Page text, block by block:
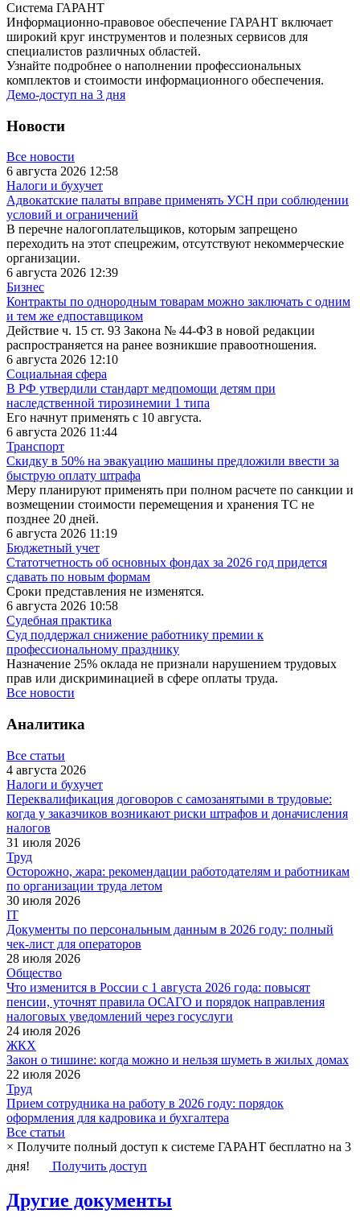
Система ГАРАНТ
Информационно-правовое обеспечение ГАРАНТ включает
широкий круг инструментов и полезных сервисов для
специалистов различных областей.
Узнайте подробнее о наполнении профессиональных
комплектов и стоимости информационного обеспечения.
Демо-доступ на 3 дня
Новости
Все новости
6 августа 2026 12:58
Налоги и бухучет
Адвокатские палаты вправе применять УСН при соблюдении
условий и ограничений
В перечне налогоплательщиков, которым запрещено
переходить на этот спецрежим, отсутствуют некоммерческие
организации.
6 августа 2026 12:39
Бизнес
Контракты по однородным товарам можно заключать с одним
и тем же едпоставщиком
Действие ч. 15 ст. 93 Закона № 44-ФЗ в новой редакции
распространяется на ранее возникшие правоотношения.
6 августа 2026 12:10
Социальная сфера
В РФ утвердили стандарт медпомощи детям при
наследственной тирозинемии 1 типа
Его начнут применять с 10 августа.
6 августа 2026 11:44
Транспорт
Скидку в 50% на эвакуацию машины предложили ввести за
быструю оплату штрафа
Меру планируют применять при полном расчете по санкции и
возмещении стоимости перемещения и хранения ТС не
позднее 20 дней.
6 августа 2026 11:19
Бюджетный учет
Статотчетность об основных фондах за 2026 год придется
сдавать по новым формам
Сроки представления не изменятся.
6 августа 2026 10:58
Судебная практика
Суд поддержал снижение работнику премии к
профессиональному празднику
Назначение 25% оклада не признали нарушением трудовых
прав или дискриминацией в сфере оплаты труда.
Все новости
Аналитика
Все статьи
4 августа 2026
Налоги и бухучет
Переквалификация договоров с самозанятыми в трудовые:
когда у заказчиков возникают риски штрафов и доначисления
налогов
31 июля 2026
Труд
Осторожно, жара: рекомендации работодателям и работникам
по организации труда летом
30 июля 2026
IT
Документы по персональным данным в 2026 году: полный
чек-лист для операторов
28 июля 2026
Общество
Что изменится в России с 1 августа 2026 года: повысят
пенсии, уточнят правила ОСАГО и порядок направления
налоговых уведомлений через госуслуги
24 июля 2026
ЖКХ
Закон о тишине: когда можно и нельзя шуметь в жилых домах
22 июля 2026
Труд
Прием сотрудника на работу в 2026 году: порядок
оформления для кадровика и бухгалтера
Все статьи
× Получите полный доступ к системе ГАРАНТ бесплатно на 3
дня!
Получить доступ
Другие документы